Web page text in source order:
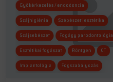
Gyökérkezelés / endodoncia
Szájhigiénia Szépészeti esztétika
Szájsebészet Fogágy parodontológia
Esztétikai fogászat Röntgen CT
Implantológia Fogszabályozás